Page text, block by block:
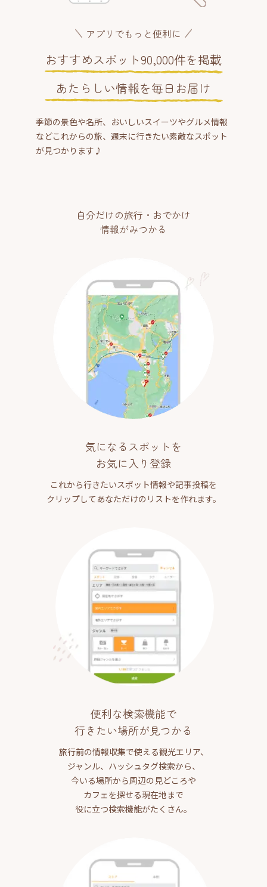
アプリでもっと便利に
おすすめスポット90,000件を掲載
あたらしい情報を毎日お届け
季節の景色や名所、おいしいスイーツやグルメ情報
などこれからの旅、週末に行きたい素敵なスポット
が見つかります♪
自分だけの旅行・おでかけ
情報がみつかる
気になるスポットを
お気に入り登録
これから行きたいスポット情報や記事投稿を
クリップしてあなただけのリストを作れます。
便利な検索機能で
行きたい場所が見つかる
旅行前の情報収集で使える観光エリア、
ジャンル、ハッシュタグ検索から、
今いる場所から周辺の見どころや
カフェを探せる現在地まで
役に立つ検索機能がたくさん。